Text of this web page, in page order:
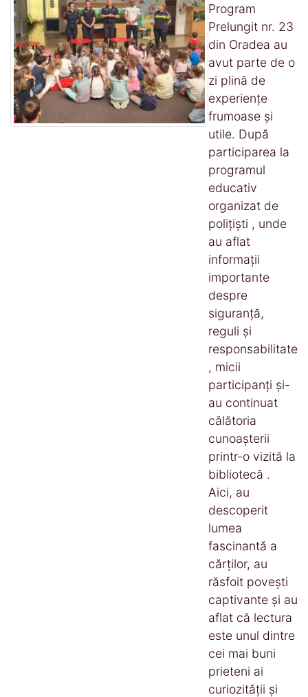
Program
Prelungit nr. 23
din Oradea au
avut parte de o
zi plină de
experiențe
frumoase și
utile. După
participarea la
programul
educativ
organizat de
polițiști , unde
au aflat
informații
importante
despre
siguranță,
reguli și
responsabilitate
, micii
participanți și-
au continuat
călătoria
cunoașterii
printr-o vizită la
bibliotecă .
Aici, au
descoperit
lumea
fascinantă a
cărților, au
răsfoit povești
captivante și au
aflat că lectura
este unul dintre
cei mai buni
prieteni ai
curiozității și